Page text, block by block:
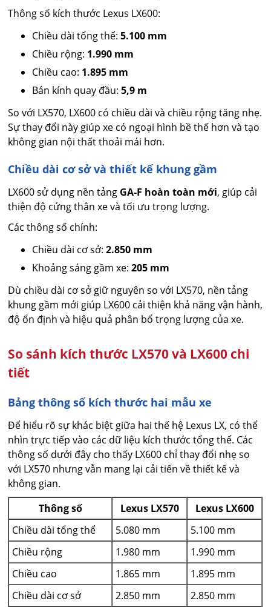
Thông số kích thước Lexus LX600:
Chiều dài tổng thể:5.100 mm
Chiều rộng: 1.990 mm
Chiều cao: 1.895 mm
Bán kính quay đầu:5,9 m
So với LX570, LX600 có chiều dài và chiều rộng tăng nhẹ.
Sự thay đổi này giúp xe có ngoại hình bề thế hơn và tạo
không gian nội thất thoải mái hơn.
Chiều dài cơ sở và thiết kế khung gầm
LX600 sử dụng nền tảng GA-F hoàn toàn mới, giúp cải
thiện độ cứng thân xe và tối ưu trọng lượng.
Các thông số chính:
Chiều dài cơ sở:2.850 mm
Khoảng sáng gầm xe:205 mm
Dù chiều dài cơ sở giữ nguyên so với LX570, nền tảng
khung gầm mới giúp LX600 cải thiện khả năng vận hành,
độ ổn định và hiệu quả phân bổ trọng lượng của xe.
So sánh kích thước LX570 và LX600 chi
tiết
Bảng thông số kích thước hai mẫu xe
Để hiểu rõ sự khác biệt giữa hai thế hệ Lexus LX, có thể
nhìn trực tiếp vào các dữ liệu kích thước tổng thể. Các
thông số dưới đây cho thấy LX600 chỉ thay đổi nhẹ so
với LX570 nhưng vẫn mang lại cải tiến về thiết kế và
không gian.
Thông số
Lexus LX570
Lexus LX600
Chiều dài tổng thể
5.080 mm
5.100 mm
Chiều rộng
1.980 mm
1.990 mm
Chiều cao
1.865 mm
1.895 mm
Chiều dài cơ sở
2.850 mm 2.850 mm